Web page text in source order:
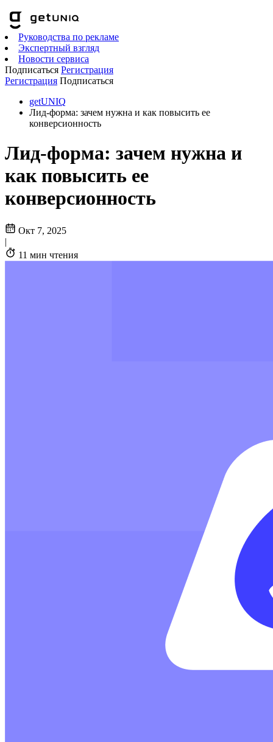
Руководства по рекламе
Экспертный взгляд
Новости сервиса
Подписаться Регистрация
Регистрация Подписаться
getUNIQ
Лид-форма: зачем нужна и как повысить ее
конверсионность
Лид-форма: зачем нужна и
как повысить ее
конверсионность
Окт 7, 2025
|
11 мин чтения